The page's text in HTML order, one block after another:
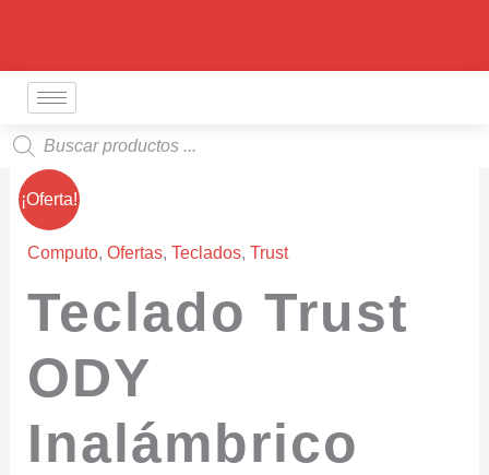
contenido
Búsqueda
de
productos
¡Oferta!
Computo, Ofertas, Teclados, Trust
Teclado Trust
ODY
Inalámbrico
precio
original
era:
$ 85.000.
precio
es: